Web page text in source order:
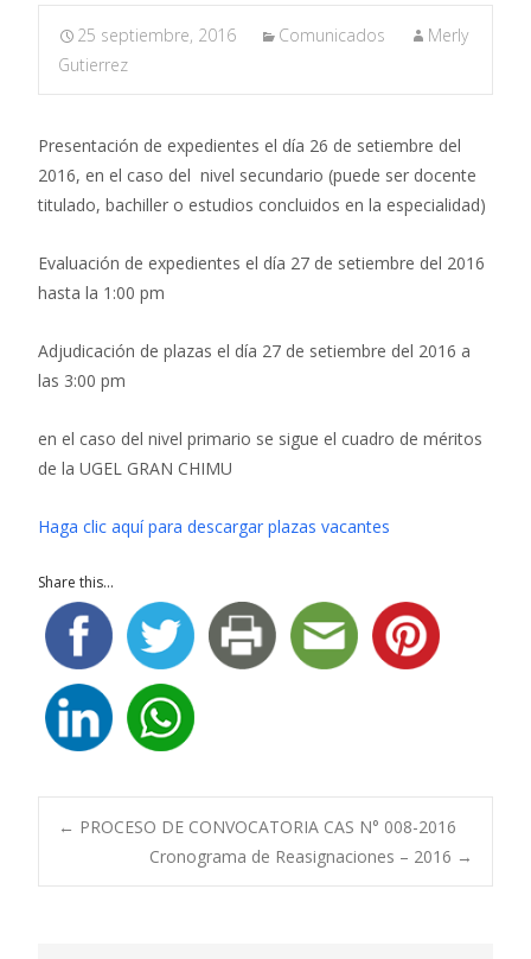
25 septiembre, 2016 Comunicados
Merly
Gutierrez
Presentación de expedientes el día 26 de setiembre del
2016, en el caso del nivel secundario (puede ser docente
titulado, bachiller o estudios concluidos en la especialidad)
Evaluación de expedientes el día 27 de setiembre del 2016
hasta la 1:00 pm
Adjudicación de plazas el día 27 de setiembre del 2016 a
las 3:00 pm
en el caso del nivel primario se sigue el cuadro de méritos
de la UGEL GRAN CHIMU
Haga clic aquí para descargar plazas vacantes
Share this...
Navegación
← PROCESO DE CONVOCATORIA CAS N° 008-2016
Cronograma de Reasignaciones – 2016 →